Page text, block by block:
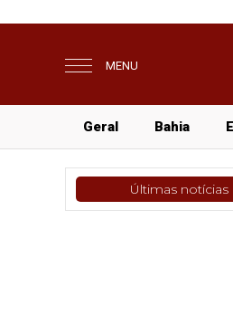
MENU
Geral Bahia
Últimas notícias
de intercâmbio para fortalecer a